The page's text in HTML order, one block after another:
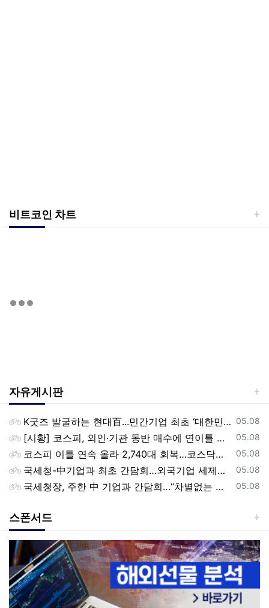
비트코인 차트
자유게시판
등록일
05.08
K굿즈 발굴하는 현대百...민간기업 최초 ‘대한민국 관광공모전’ 후원
등록일
05.08
[시황] 코스피, 외인·기관 동반 매수에 연이틀 상승…2745.05 마감
등록일
05.08
코스피 이틀 연속 올라 2,740대 회복…코스닥은 강보합(종합)
등록일
05.08
국세청-中기업과 최초 간담회…외국기업 세제혜택 등 논의
등록일
05.08
국세청장, 주한 中 기업과 간담회…“차별없는 공정과세 약속”
스폰서드